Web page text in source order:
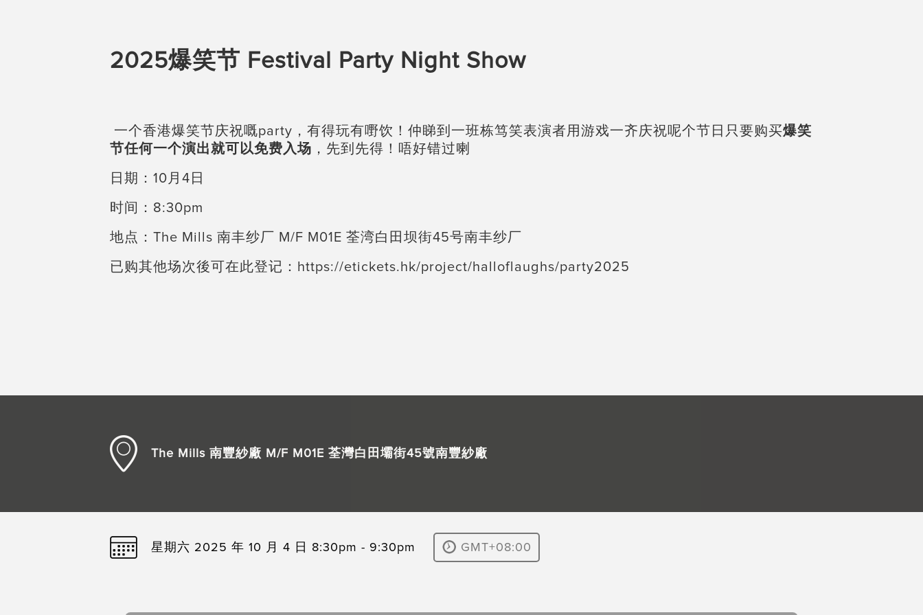
2025爆笑节 Festival Party Night Show
一个香港爆笑节庆祝嘅party，有得玩有嘢饮！仲睇到一班栋笃笑表演者用游戏一齐庆祝呢个节日只要购买爆笑
节任何一个演出就可以免费入场 ，先到先得！唔好错过喇
日期：10月4日
时间：8:30pm
地点：The Mills 南丰纱厂 M/F M01E 荃湾白田坝街45号南丰纱厂
已购其他场次後可在此登记：https://etickets.hk/project/halloflaughs/party2025
The Mills 南豐紗廠 M/F M01E 荃灣白田壩街45號南豐紗廠
星期六 2025 年 10 月 4 日 8:30pm - 9:30pm GMT+08:00